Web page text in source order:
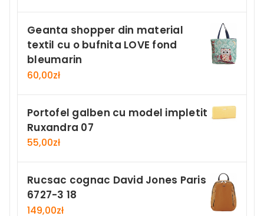
Geanta shopper din material
textil cu o bufnita LOVE fond
bleumarin
60,00zł
Portofel galben cu model impletit
Ruxandra 07
55,00zł
Rucsac cognac David Jones Paris
6727-3 18
149,00zł